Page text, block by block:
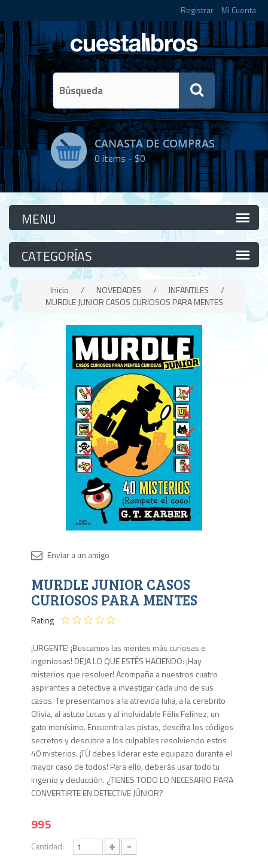
Registrar Mi Cuenta
CANASTA DE COMPRAS
0items -$0
Categorías
Categorías
Inicio / NOVEDADES / INFANTILES
/
MURDLE JUNIOR CASOS CURIOSOS PARA MENTES
MURDLE JUNIOR CASOS
CURIOSOS PARA MENTES
Rating
¡URGENTE! ¡Buscamos las mentes más curiosas e
ingeniosas! DEJA LO QUE ESTÉS HACIENDO: ¡Hay
misterios que resolver! Acompaña a nuestros cuatro
aspirantes a detective a investigar cada uno de sus
casos. Te presentamos a la atrevida Julia, a la cerebrito
Olivia, al astuto Lucas y al inolvidable Félix Felínez, un
gato monísimo. Encuentra las pistas, descifra los códigos
secretos y descubre a los culpables resolviendo estos
40 misterios. ¡TÚ debes liderar este equipazo durante el
mayor caso de todos! Para ello, deberás usar todo tu
ingenio y deducción. ¿TIENES TODO LO NECESARIO PARA
CONVERTIRTE EN DETECTIVE JÚNIOR?
995
Cantidad: + -